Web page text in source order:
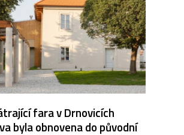
fara v Drnovicích
byla obnovena do původní